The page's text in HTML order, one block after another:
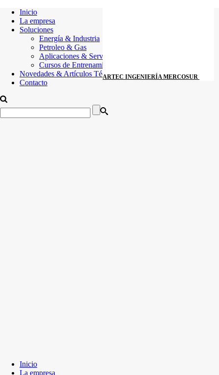
ARTEC INGENIERÍA MERCOSUR
Inicio
La empresa
Soluciones
Energía & Industria
Petroleo & Gas
Aplicaciones & Servicios
Cursos de Entrenamiento
Novedades & Artículos Técnicos
Contacto
Inicio
La empresa